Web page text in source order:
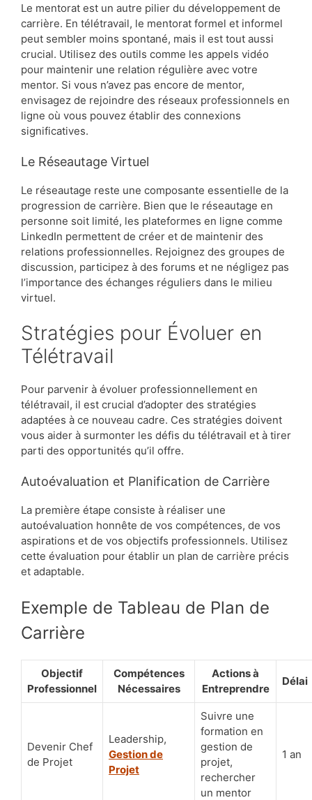
Le mentorat est un autre pilier du développement de
carrière. En télétravail, le mentorat formel et informel
peut sembler moins spontané, mais il est tout aussi
crucial. Utilisez des outils comme les appels vidéo
pour maintenir une relation régulière avec votre
mentor. Si vous n’avez pas encore de mentor,
envisagez de rejoindre des réseaux professionnels en
ligne où vous pouvez établir des connexions
significatives.
Le Réseautage Virtuel
Le réseautage reste une composante essentielle de la
progression de carrière. Bien que le réseautage en
personne soit limité, les plateformes en ligne comme
LinkedIn permettent de créer et de maintenir des
relations professionnelles. Rejoignez des groupes de
discussion, participez à des forums et ne négligez pas
l’importance des échanges réguliers dans le milieu
virtuel.
Stratégies pour Évoluer en
Télétravail
Pour parvenir à évoluer professionnellement en
télétravail, il est crucial d’adopter des stratégies
adaptées à ce nouveau cadre. Ces stratégies doivent
vous aider à surmonter les défis du télétravail et à tirer
parti des opportunités qu’il offre.
Autoévaluation et Planification de Carrière
La première étape consiste à réaliser une
autoévaluation honnête de vos compétences, de vos
aspirations et de vos objectifs professionnels. Utilisez
cette évaluation pour établir un plan de carrière précis
et adaptable.
Exemple de Tableau de Plan de
Carrière
Objectif
Professionnel
Compétences
Nécessaires
Actions à
Entreprendre
Délai
Devenir Chef
de Projet
Leadership,
Gestion de
Projet
Suivre une
formation en
gestion de
projet,
rechercher
un mentor
1 an